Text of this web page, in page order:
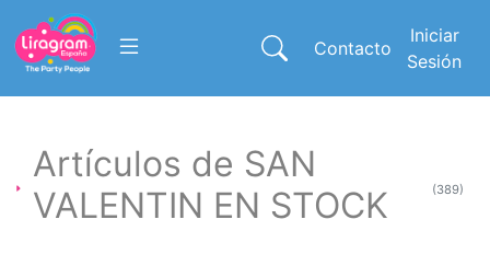
Contacto
Iniciar
Sesión
Artículos de SAN
VALENTIN EN STOCK
(389)